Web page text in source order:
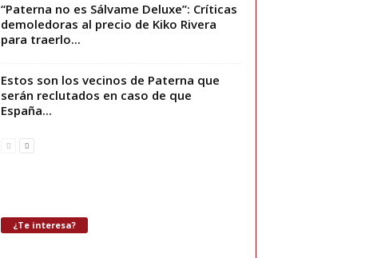
“Paterna no es Sálvame Deluxe”: Críticas
demoledoras al precio de Kiko Rivera
para traerlo...
Estos son los vecinos de Paterna que
serán reclutados en caso de que
España...
¿Te interesa?